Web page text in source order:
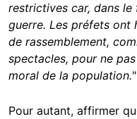
restrictives car, dans
guerre. Les préfets ont
de rassemblement,
spectacles, pour ne
moral de la population."
Pour autant, affirmer